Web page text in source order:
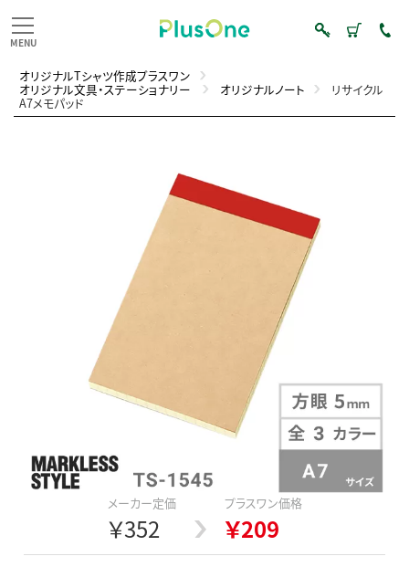
オリジナルTシャツ作成プラスワン
オリジナル文具・ステーショナリー オリジナルノート リサイクル
A7メモパッド
メーカー定価
￥352
プラスワン価格
￥209